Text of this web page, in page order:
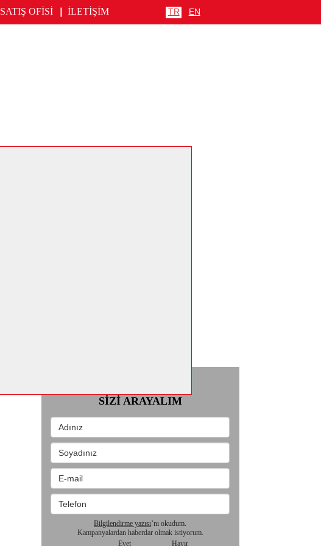
SATIŞ OFİSİ İLETİŞİM EN
TR
SİZİ ARAYALIM
Bilgilendirme yazısı’nı okudum.
Kampanyalardan haberdar olmak istiyorum.
Evet
Hayır